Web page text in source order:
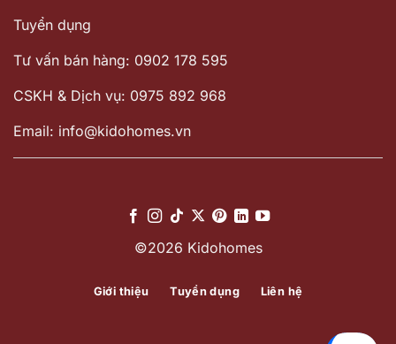
Tuyển dụng
Tư vấn bán hàng: 0902 178 595
CSKH & Dịch vụ: 0975 892 968
Email: info@kidohomes.vn
©2026 Kidohomes
Giới thiệu Tuyển dụng Liên hệ